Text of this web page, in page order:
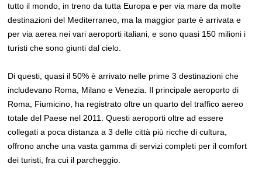
tutto il mondo, in treno da tutta Europa e per via mare da molte
destinazioni del Mediterraneo, ma la maggior parte è arrivata e
per via aerea nei vari aeroporti italiani, e sono quasi 150 milioni i
turisti che sono giunti dal cielo.
Di questi, quasi il 50% è arrivato nelle prime 3 destinazioni che
includevano Roma, Milano e Venezia. Il principale aeroporto di
Roma, Fiumicino, ha registrato oltre un quarto del traffico aereo
totale del Paese nel 2011. Questi aeroporti oltre ad essere
collegati a poca distanza a 3 delle città più ricche di cultura,
offrono anche una vasta gamma di servizi completi per il comfort
dei turisti, fra cui il parcheggio.